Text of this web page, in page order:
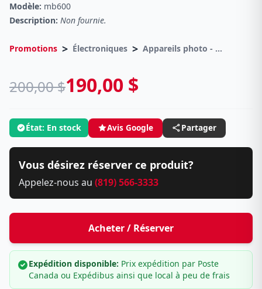
Modèle: mb600
Description: Non fournie.
Promotions > Électroniques > Appareils photo - Accessoires Diverses
200,00 $190,00 $
État: En stock Avis Google Partager
Vous désirez réserver ce produit?
Appelez-nous au (819) 566-3333
Acheter / Réserver
Expédition disponible: Prix expédition par Poste
Canada ou Expédibus ainsi que local à peu de frais